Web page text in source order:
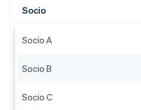
Socio
Socio A
Socio B
Socio C